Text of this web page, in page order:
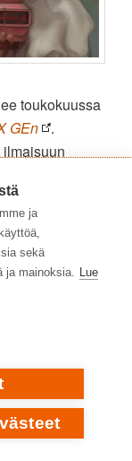
toukokuussa
GEn
.
odotettu.
tuli ulos
To
ja
sekä
ja mainoksia. Lue